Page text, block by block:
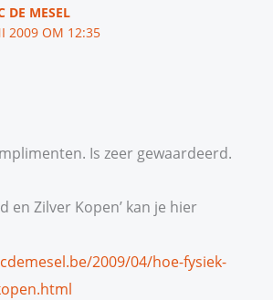
DE MESEL
2009 OM 12:35
Is zeer gewaardeerd.
en Zilver Kopen’ kan je hier
2009/04/hoe-fysiek-